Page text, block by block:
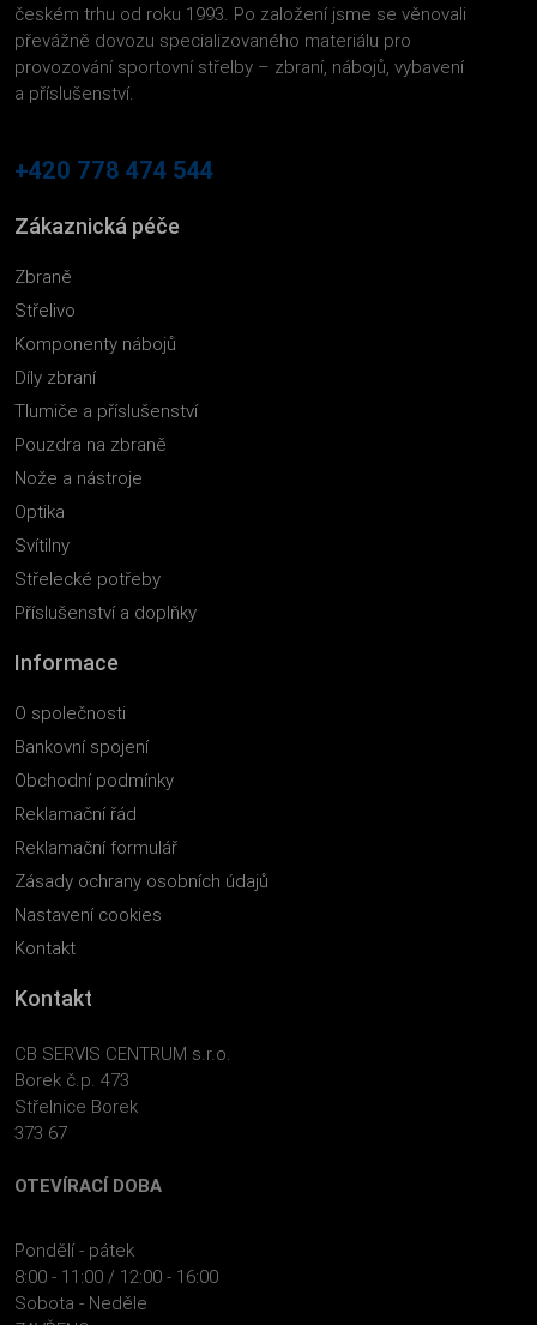
českém trhu od roku 1993. Po založení jsme se věnovali
převážně dovozu specializovaného materiálu pro
provozování sportovní střelby – zbraní, nábojů, vybavení
a příslušenství.
+420 778 474 544
Zákaznická péče
Zbraně
Střelivo
Komponenty nábojů
Díly zbraní
Tlumiče a příslušenství
Pouzdra na zbraně
Nože a nástroje
Optika
Svítilny
Střelecké potřeby
Příslušenství a doplňky
Informace
O společnosti
Bankovní spojení
Obchodní podmínky
Reklamační řád
Reklamační formulář
Zásady ochrany osobních údajů
Nastavení cookies
Kontakt
Kontakt
CB SERVIS CENTRUM s.r.o.
Borek č.p. 473
Střelnice Borek
373 67
OTEVÍRACÍ DOBA
Pondělí - pátek
8:00 - 11:00 / 12:00 - 16:00
Sobota - Neděle